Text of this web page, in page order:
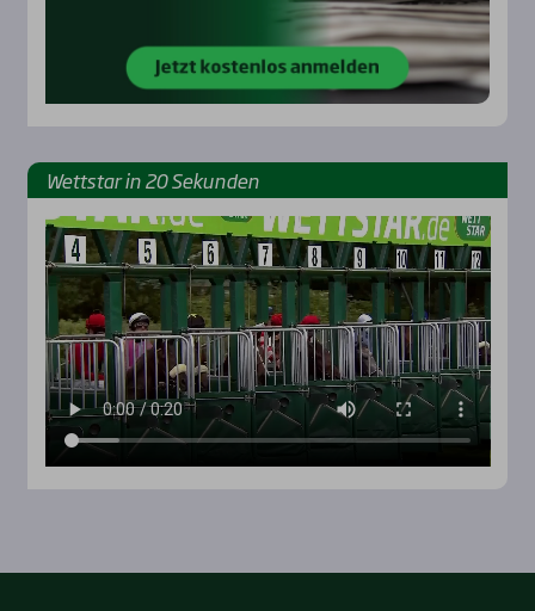
Wett­star in 20 Sekun­den